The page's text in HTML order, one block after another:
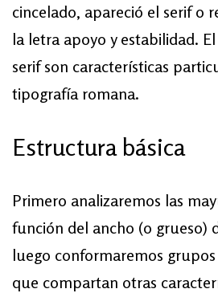
cincelado, apareció el serif o
la letra apoyo y estabilidad.
serif son características
tipografía romana.
Estructura básica
Primero analizaremos las
función del ancho (o grueso)
luego conformaremos
que compartan otras